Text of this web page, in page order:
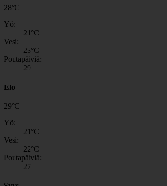
28°C
Yö:
21°C
Vesi:
23°C
Poutapäiviä:
29
Elo
29°C
Yö:
21 °C
Vesi:
22°C
Poutapäiviä:
27